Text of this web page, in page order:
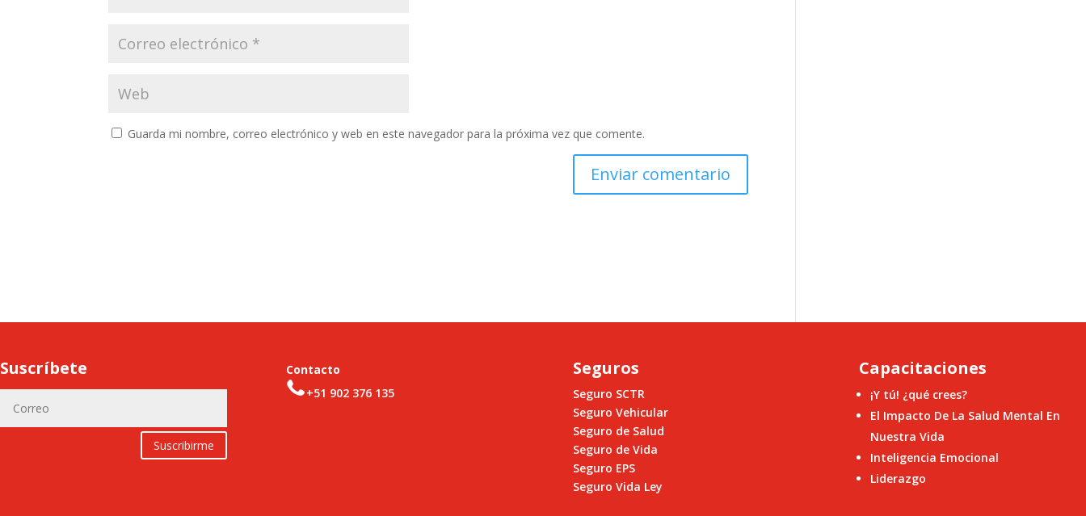
Guarda mi nombre, correo electrónico y web en este navegador para la próxima vez que comente.
Suscríbete
Suscribirme
Contacto
+51 902 376 135
Seguros
Seguro SCTR
Seguro Vehicular
Seguro de Salud
Seguro de Vida
Seguro EPS
Seguro Vida Ley
Capacitaciones
¡Y tú! ¿qué crees?
El Impacto De La Salud Mental En
Nuestra Vida
Inteligencia Emocional
Liderazgo